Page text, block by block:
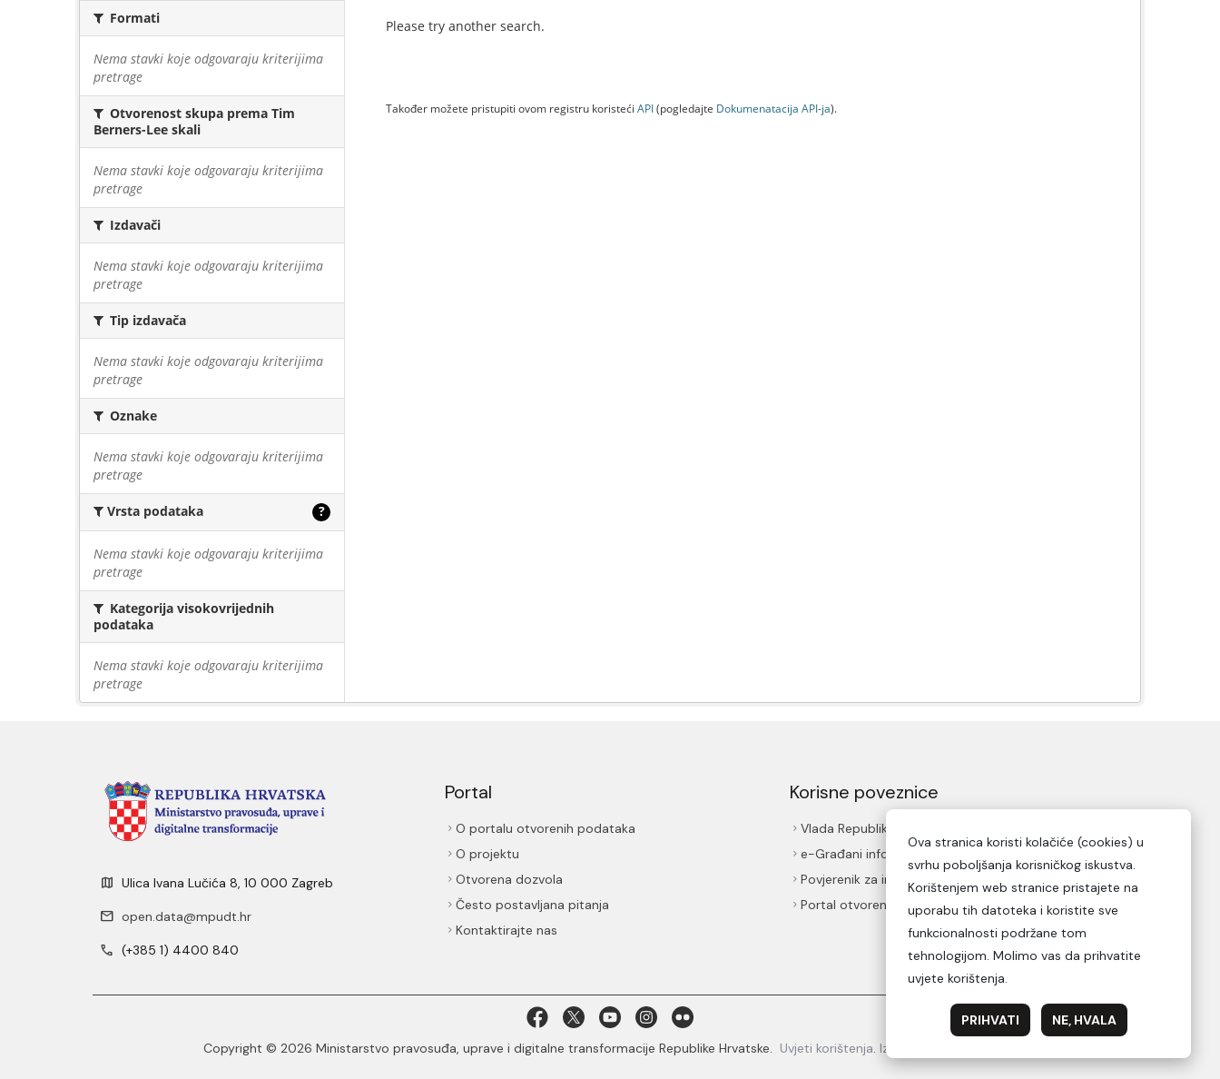
Formati
Nema stavki koje odgovaraju kriterijima
pretrage
Otvorenost skupa prema Tim
Berners-Lee skali
Nema stavki koje odgovaraju kriterijima
pretrage
Izdavači
Nema stavki koje odgovaraju kriterijima
pretrage
Tip izdavača
Nema stavki koje odgovaraju kriterijima
pretrage
Oznake
Nema stavki koje odgovaraju kriterijima
pretrage
Vrsta podataka ?
Nema stavki koje odgovaraju kriterijima
pretrage
Kategorija visokovrijednih
podataka
Nema stavki koje odgovaraju kriterijima
pretrage
Please try another search.
Također možete pristupiti ovom registru koristeći API(pogledajte Dokumenаtаcijа API-jа).